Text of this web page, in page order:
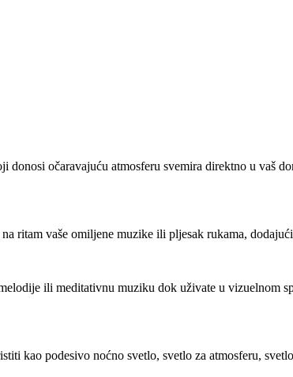
očaravajuću atmosferu svemira direktno u vaš
ritam vaše omiljene muzike ili pljesak rukama,
ili meditativnu muziku dok uživate u vizuelnom
kao podesivo noćno svetlo, svetlo za atmosferu,